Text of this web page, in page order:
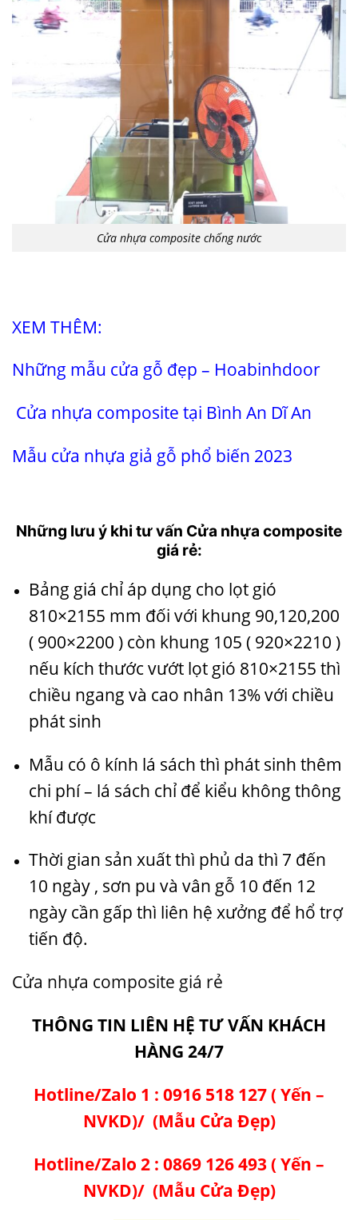
Cửa nhựa composite chống nước
XEM THÊM:
Những mẫu cửa gỗ đẹp – Hoabinhdoor
Cửa nhựa composite tại Bình An Dĩ An
Mẫu cửa nhựa giả gỗ phổ biến 2023
Những lưu ý khi tư vấn Cửa nhựa composite
giá rẻ:
Bảng giá chỉ áp dụng cho lọt gió
810×2155 mm đối với khung 90,120,200
( 900×2200 ) còn khung 105 ( 920×2210 )
nếu kích thước vướt lọt gió 810×2155 thì
chiều ngang và cao nhân 13% với chiều
phát sinh
Mẫu có ô kính lá sách thì phát sinh thêm
chi phí – lá sách chỉ để kiểu không thông
khí được
Thời gian sản xuất thì phủ da thì 7 đến
10 ngày , sơn pu và vân gỗ 10 đến 12
ngày cần gấp thì liên hệ xưởng để hổ trợ
tiến độ.
Cửa nhựa composite giá rẻ
THÔNG TIN LIÊN HỆ TƯ VẤN KHÁCH
HÀNG 24/7
Hotline/Zalo 1 : 0916 518 127( Yến –
NVKD)/(Mẫu Cửa Đẹp)
Hotline/Zalo 2 : 0869 126 493( Yến –
NVKD)/(Mẫu Cửa Đẹp)